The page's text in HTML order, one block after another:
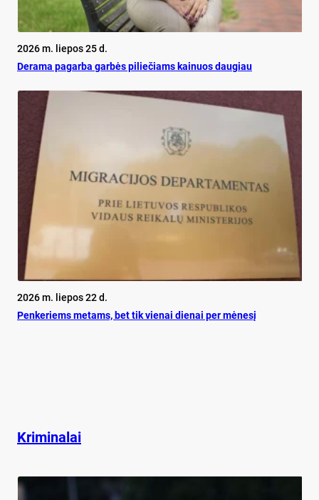
2026 m. liepos 25 d.
De­ra­ma pa­gar­ba gar­bės pi­lie­čiams kai­nuos dau­giau
2026 m. liepos 22 d.
Pen­ke­riems me­tams, bet tik vie­nai die­nai per mė­ne­sį
Kriminalai